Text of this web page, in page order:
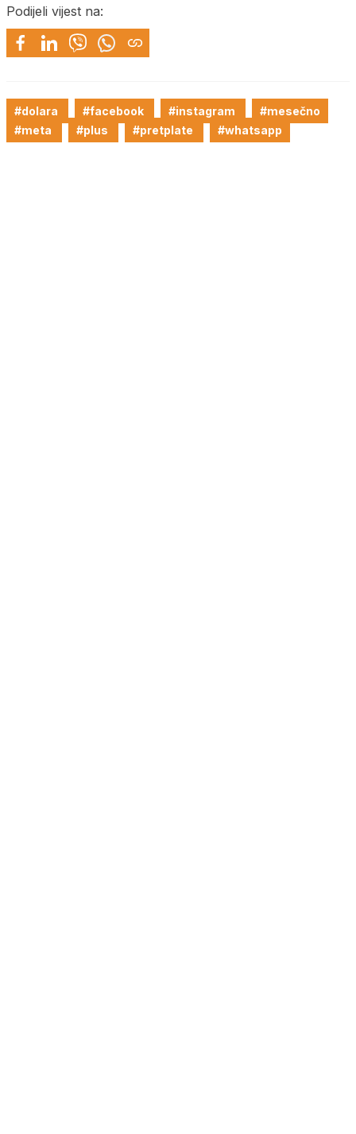
Podijeli vijest na:
#dolara #facebook #instagram
#mesečno
#meta
#plus #pretplate #whatsapp